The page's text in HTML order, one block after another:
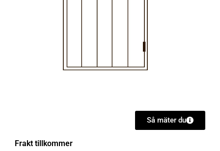
Så mäter du
Frakt tillkommer